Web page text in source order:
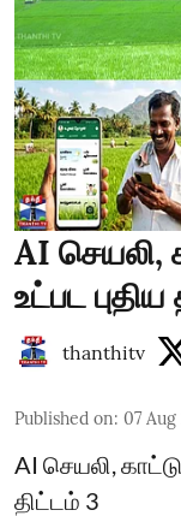
AI செயலி,
உட்பட
thanthitv
Published on: 07 Aug
AI செயலி,
திட்டம் 3